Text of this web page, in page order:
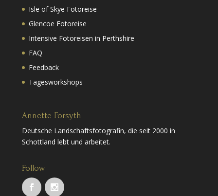
Isle of Skye Fotoreise
Glencoe Fotoreise
Intensive Fotoreisen in Perthshire
FAQ
Feedback
Tagesworkshops
Annette Forsyth
Deutsche Landschaftsfotografin, die seit 2000 in
Schottland lebt und arbeitet.
Follow